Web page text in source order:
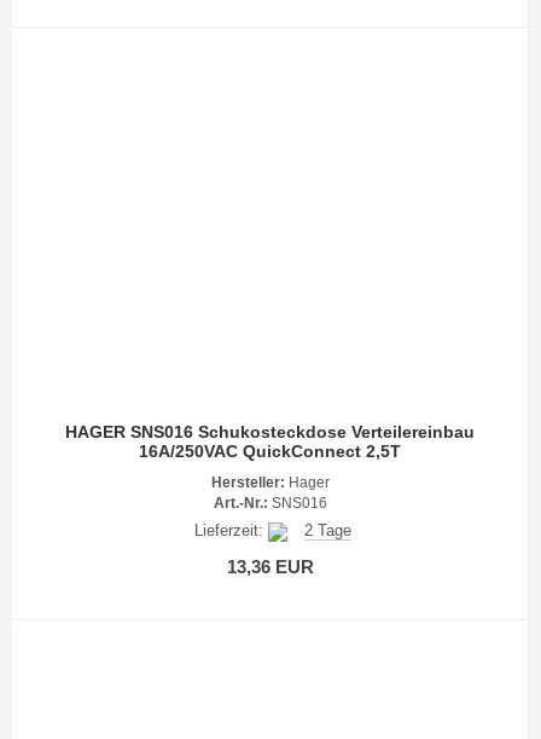
HAGER SNS016 Schukosteckdose Verteilereinbau
16A/250VAC QuickConnect 2,5T
Hersteller: Hager
Art.-Nr.: SNS016
Lieferzeit: 2 Tage
13,36 EUR